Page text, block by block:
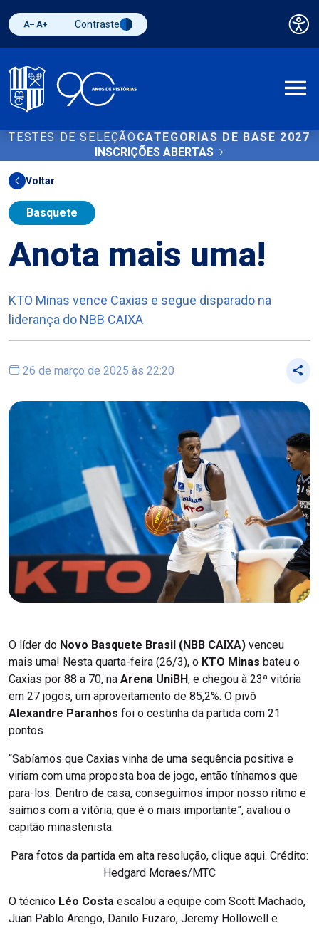
Diminuir fonte
Aumentar fonteAlternar contraste
Contraste
TESTES DE SELEÇÃO CATEGORIAS DE BASE 2027
INSCRIÇÕES ABERTAS
Voltar
Basquete
Anota mais uma!
KTO Minas vence Caxias e segue disparado na
liderança do NBB CAIXA
26 de março de 2025 às 22:20
O líder do Novo Basquete Brasil (NBB CAIXA) venceu
mais uma! Nesta quarta-feira (26/3), o KTO Minas bateu o
Caxias por 88 a 70, na Arena UniBH, e chegou à 23ª vitória
em 27 jogos, um aproveitamento de 85,2%. O pivô
Alexandre Paranhos foi o cestinha da partida com 21
pontos.
“Sabíamos que Caxias vinha de uma sequência positiva e
viriam com uma proposta boa de jogo, então tínhamos que
para-los. Dentro de casa, conseguimos impor nosso ritmo e
saímos com a vitória, que é o mais importante”, avaliou o
capitão minastenista.
Para fotos da partida em alta resolução, clique aqui. Crédito:
Hedgard Moraes/MTC
O técnico Léo Costa escalou a equipe com Scott Machado,
Juan Pablo Arengo, Danilo Fuzaro, Jeremy Hollowell e